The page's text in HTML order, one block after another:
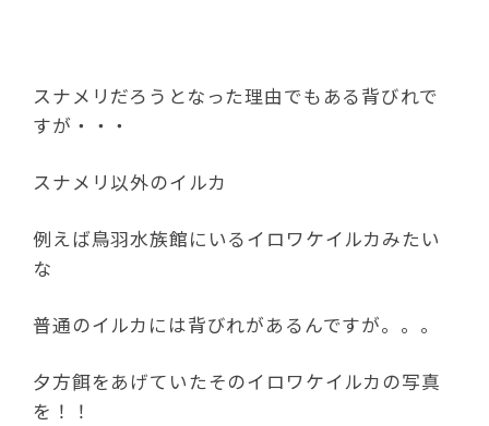
スナメリだろうとなった理由でもある背びれで
すが・・・
スナメリ以外のイルカ
例えば鳥羽水族館にいるイロワケイルカみたい
な
普通のイルカには背びれがあるんですが。。。
夕方餌をあげていたそのイロワケイルカの写真
を！！